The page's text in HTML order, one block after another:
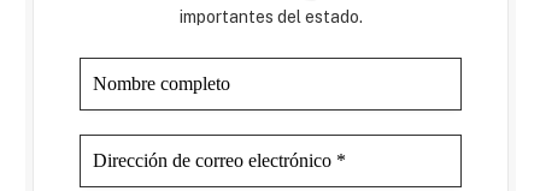
importantes del estado.